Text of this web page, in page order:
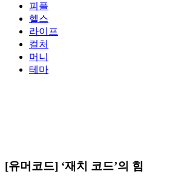
피플
헬스
라이프
컬처
머니
테마
[유머코드] ‘재치 코드’의 힘